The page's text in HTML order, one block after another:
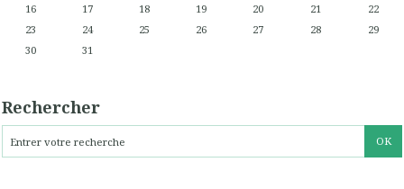
16
17 18 19 20 21
22
23
24 25 26 27 28
29
30
31
Rechercher